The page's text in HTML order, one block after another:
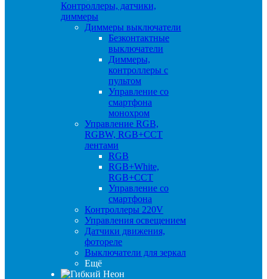
Контроллеры, датчики,
диммеры
Диммеры выключатели
Безконтактные
выключатели
Диммеры,
контроллеры с
пультом
Управление со
смартфона
монохром
Управление RGB,
RGBW, RGB+CCT
лентами
RGB
RGB+White,
RGB+CCT
Управление со
смартфона
Контроллеры 220V
Управления освещением
Датчики движения,
фотореле
Выключатели для зеркал
Ещё